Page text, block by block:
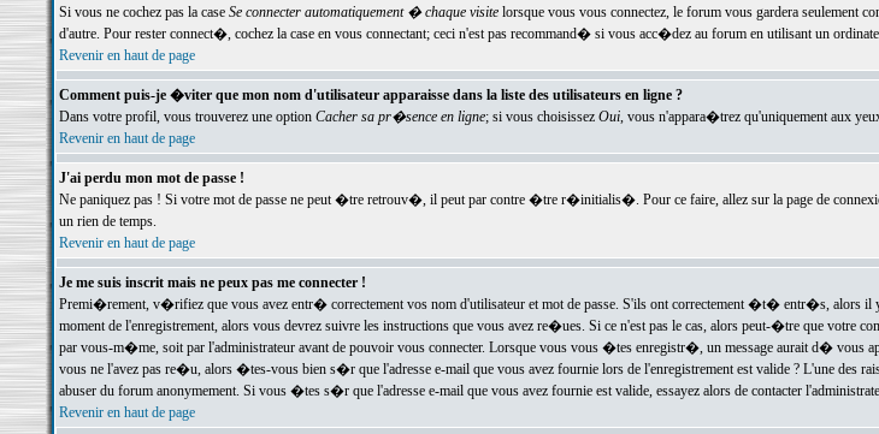
Si vous ne cochez pas la case Se connecter automatiquement � chaque visitelorsque vous vous connectez, le forum vous gardera
d'autre. Pour rester connect�, cochez la case en vous connectant; ceci n'est pas recommand� si vous acc�dez au forum en utilisant un
Revenir en haut de page
Comment puis-je �viter que mon nom d'utilisateur apparaisse dans la liste des utilisateurs en ligne ?
Dans votre profil, vous trouverez une option Cacher sa pr�sence en ligne; si vous choisissez Oui, vous n'appara�trez qu'uniquement aux
Revenir en haut de page
J'ai perdu mon mot de passe !
Ne paniquez pas ! Si votre mot de passe ne peut �tre retrouv�, il peut par contre �tre r�initialis�. Pour ce faire, allez sur la page de
un rien de temps.
Revenir en haut de page
Je me suis inscrit mais ne peux pas me connecter !
Premi�rement, v�rifiez que vous avez entr� correctement vos nom d'utilisateur et mot de passe. S'ils ont correctement �t� entr�s, alors
moment de l'enregistrement, alors vous devrez suivre les instructions que vous avez re�ues. Si ce n'est pas le cas, alors peut-�tre que
par vous-m�me, soit par l'administrateur avant de pouvoir vous connecter. Lorsque vous vous �tes enregistr�, un message aurait d� vous
vous ne l'avez pas re�u, alors �tes-vous bien s�r que l'adresse e-mail que vous avez fournie lors de l'enregistrement est valide ? L'une
abuser du forum anonymement. Si vous �tes s�r que l'adresse e-mail que vous avez fournie est valide, essayez alors de contacter
Revenir en haut de page